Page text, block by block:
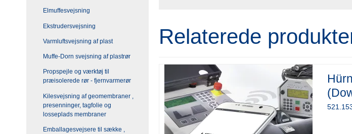
Elmuffesvejsning
Ekstrudersvejsning
Varmluftsvejsning af plast
Muffe-Dorn svejsning af plastrør
Propspejle og værktøj til
præisolerede rør - fjernvarmerør
Kilesvejsning af geomembraner ,
presenninger, tagfolie og
losseplads membraner
Emballagesvejsere til sække ,
Relaterede